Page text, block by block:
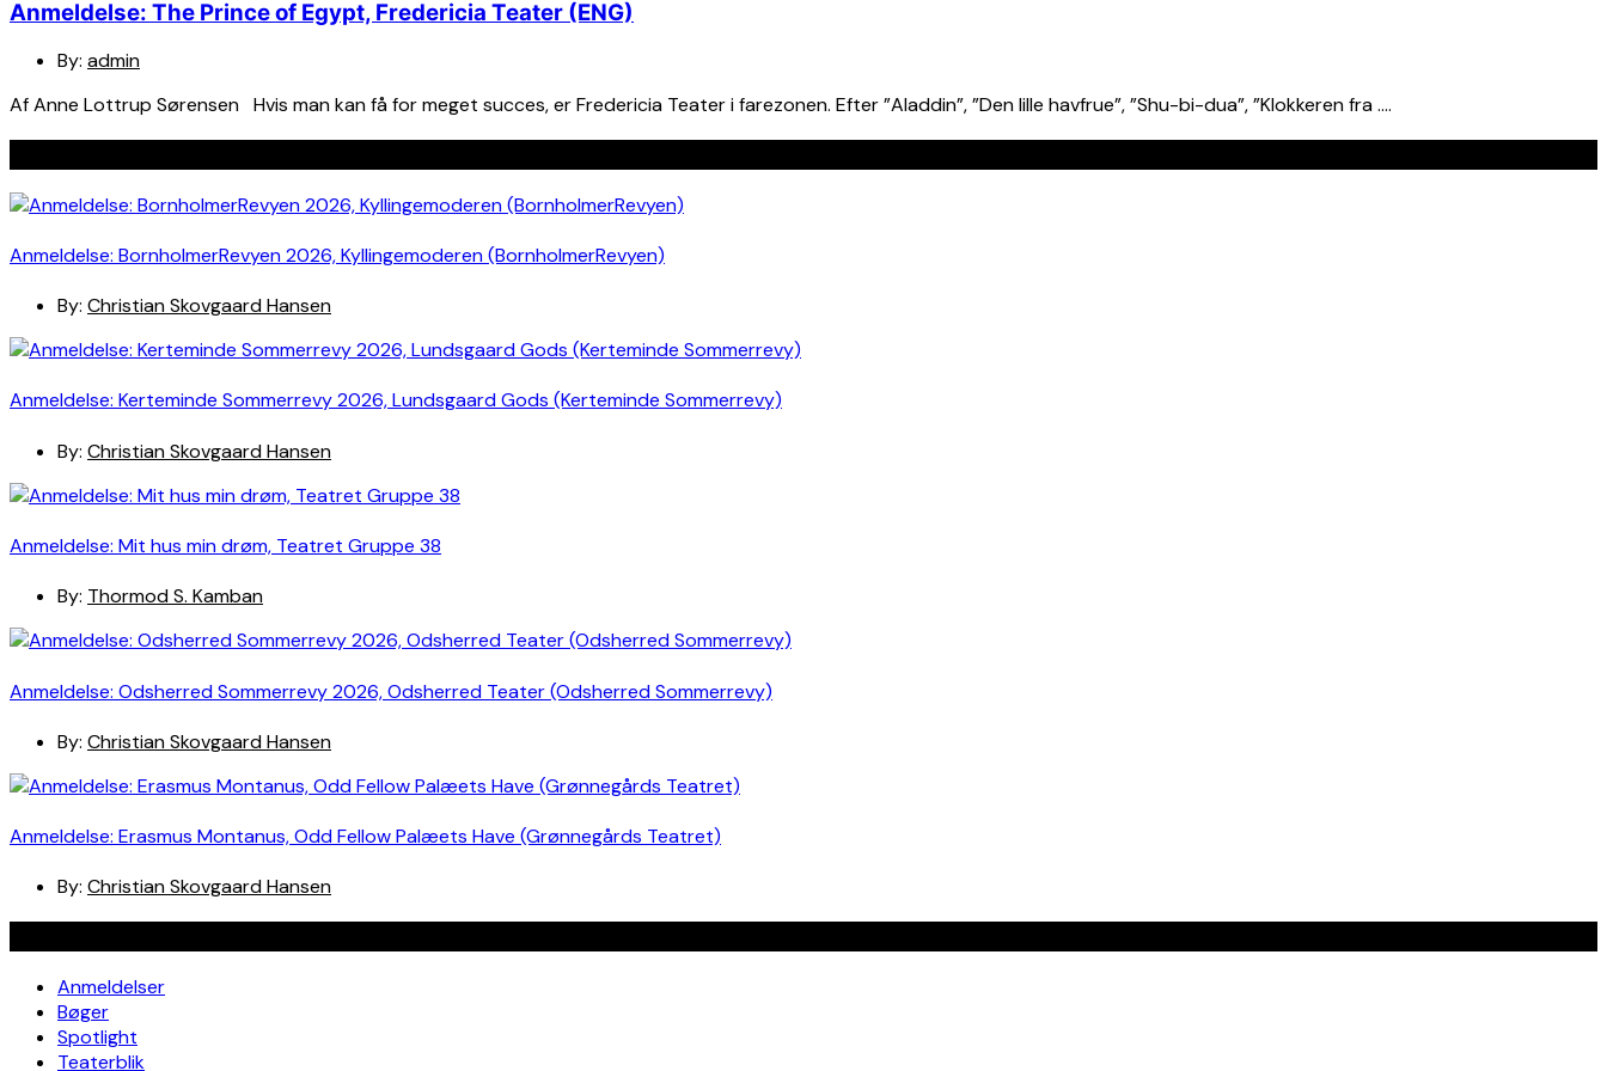
Anmeldelse: The Prince of Egypt, Fredericia Teater (ENG)
By: admin
Af Anne Lottrup Sørensen Hvis man kan få for meget succes, er Fredericia Teater i farezonen. Efter ”Aladdin”, ”Den lille havfrue”, ”Shu-bi-dua”, ”Klokkeren fra ….
Anmeldelse: BornholmerRevyen 2026, Kyllingemoderen (BornholmerRevyen)
By: Christian Skovgaard Hansen
Anmeldelse: Kerteminde Sommerrevy 2026, Lundsgaard Gods (Kerteminde Sommerrevy)
By: Christian Skovgaard Hansen
Anmeldelse: Mit hus min drøm, Teatret Gruppe 38
By: Thormod S. Kamban
Anmeldelse: Odsherred Sommerrevy 2026, Odsherred Teater (Odsherred Sommerrevy)
By: Christian Skovgaard Hansen
Anmeldelse: Erasmus Montanus, Odd Fellow Palæets Have (Grønnegårds Teatret)
By: Christian Skovgaard Hansen
Anmeldelser
Bøger
Spotlight
Teaterblik